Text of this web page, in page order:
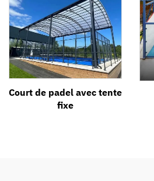
Court de padel avec tente
fixe